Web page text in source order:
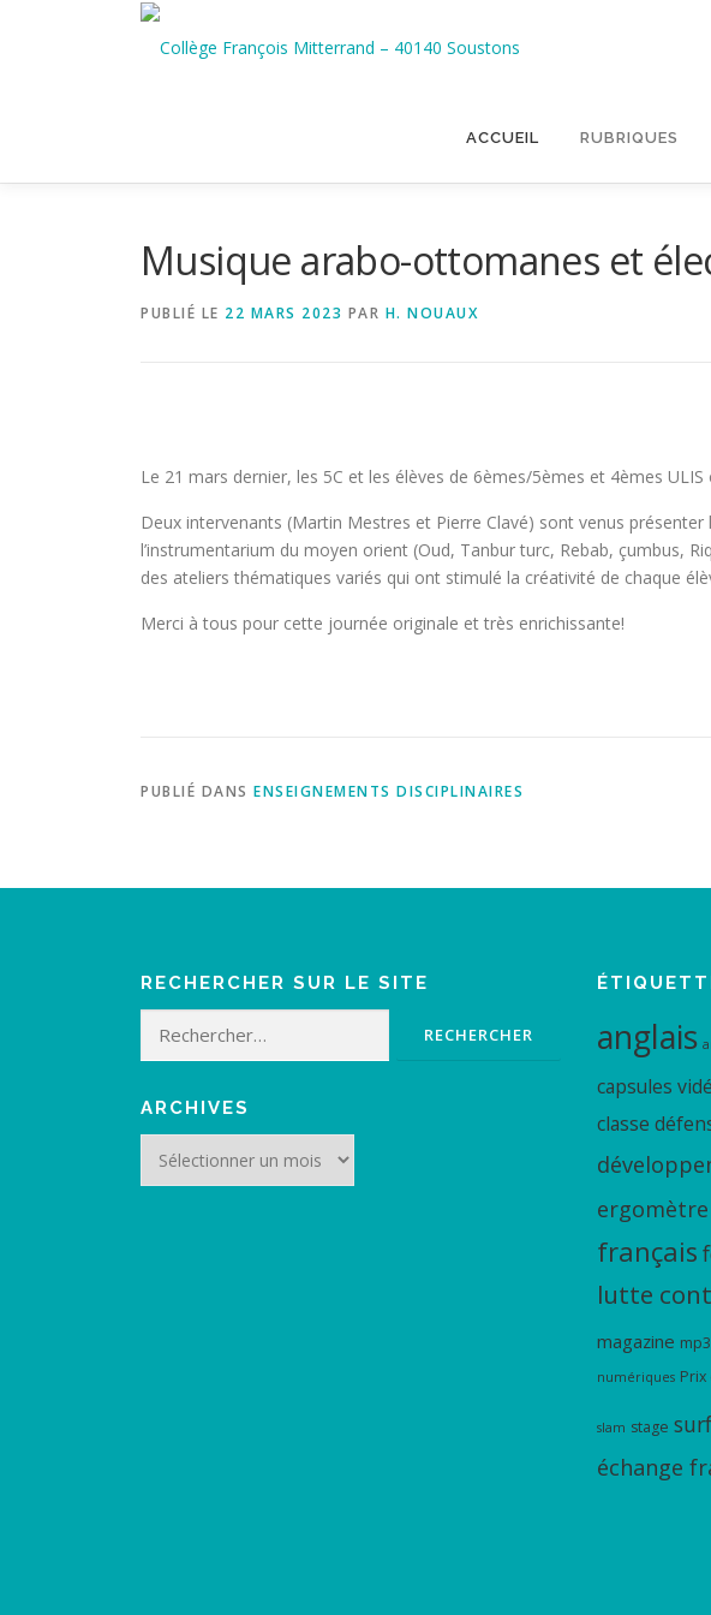
ACCUEIL RUBRIQUES
Musique arabo-ottomanes et
PUBLIÉ LE 22 MARS 2023 PAR H. NOUAUX
Le 21 mars dernier, les 5C et les élèves de 6èmes/5èmes et 4èmes
Deux intervenants (Martin Mestres et Pierre Clavé) sont venus
l’instrumentarium du moyen orient (Oud, Tanbur turc, Rebab, çumbus,
des ateliers thématiques variés qui ont stimulé la créativité de chaque
Merci à tous pour cette journée originale et très enrichissante!
PUBLIÉ DANS ENSEIGNEMENTS DISCIPLINAIRES
RECHERCHER SUR LE SITE
ARCHIVES
anglais
capsules
classe
ergomètre
français
lutte
magazine mp3
numériques
slam stage surf
échange